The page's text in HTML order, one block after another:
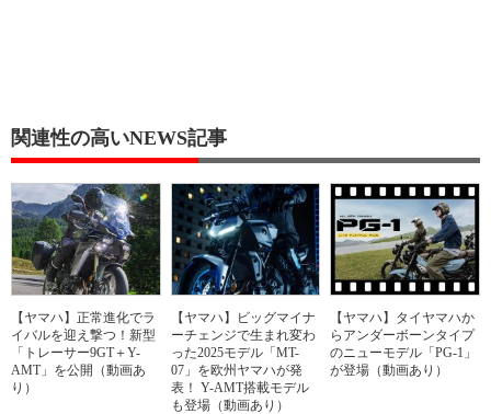
関連性の高いNEWS記事
【ヤマハ】正常進化でラ
イバルを迎え撃つ！新型
「トレーサー9GT＋Y-
AMT」を公開（動画あ
り）
【ヤマハ】ビッグマイナ
ーチェンジで生まれ変わ
った2025モデル「MT-
07」を欧州ヤマハが発
表！ Y-AMT搭載モデル
も登場（動画あり）
【ヤマハ】タイヤマハか
らアンダーボーンタイプ
のニューモデル「PG-1」
が登場（動画あり）